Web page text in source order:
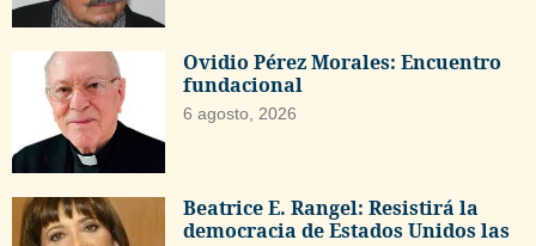
Ovidio Pérez Morales: Encuentro
fundacional
6 agosto, 2026
Beatrice E. Rangel: Resistirá la
democracia de Estados Unidos las